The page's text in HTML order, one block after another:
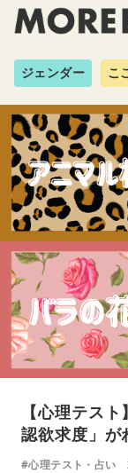
ジェンダー こ
【心理テス
認欲求度」が
#心理テスト・占い